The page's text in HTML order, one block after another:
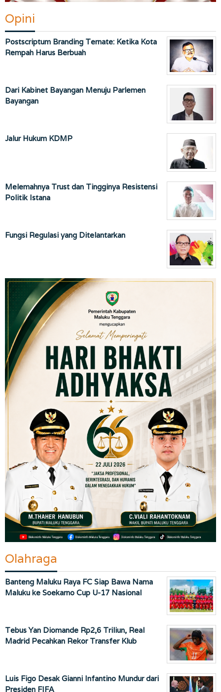
Opini
Postscriptum Branding Ternate: Ketika Kota
Rempah Harus Berbuah
Dari Kabinet Bayangan Menuju Parlemen
Bayangan
Jalur Hukum KDMP
Melemahnya Trust dan Tingginya Resistensi
Politik Istana
Fungsi Regulasi yang Ditelantarkan
Olahraga
Banteng Maluku Raya FC Siap Bawa Nama
Maluku ke Soekarno Cup U-17 Nasional
Tebus Yan Diomande Rp2,6 Triliun, Real
Madrid Pecahkan Rekor Transfer Klub
Luis Figo Desak Gianni Infantino Mundur dari
Presiden FIFA